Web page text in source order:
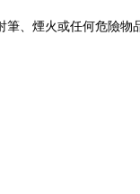
、煙火或任何危險物